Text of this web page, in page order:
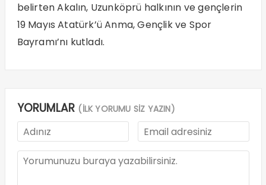
belirten Akalın, Uzunköprü halkının ve gençlerin
19 Mayıs Atatürk’ü Anma, Gençlik ve Spor
Bayramı’nı kutladı.
YORUMLAR (İLK YORUMU SİZ YAZIN)